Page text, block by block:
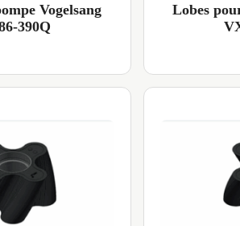
Vogelsang
390Q
Lobes